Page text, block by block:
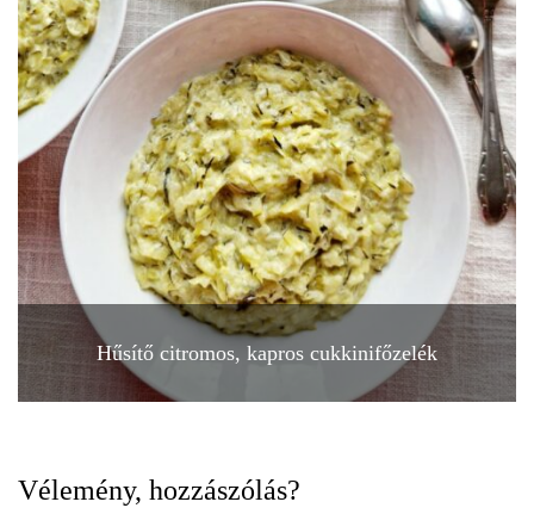
Hűsítő citromos, kapros cukkinifőzelék
Vélemény, hozzászólás?